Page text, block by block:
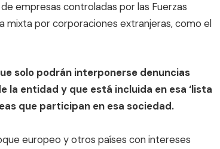
empresas controladas por las Fuerzas
por corporaciones extranjeras, como el
solo podrán interponerse denuncias
entidad y que está incluida en esa ‘lista
que participan en esa sociedad.
europeo y otros países con intereses